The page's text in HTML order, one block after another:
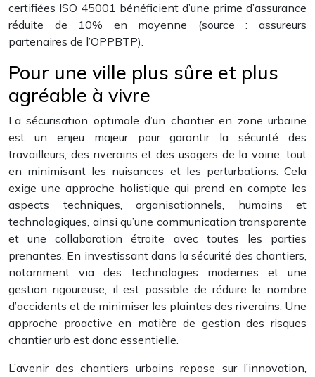
certifiées ISO 45001 bénéficient d’une prime d’assurance
réduite de 10% en moyenne (source : assureurs
partenaires de l’OPPBTP).
Pour une ville plus sûre et plus
agréable à vivre
La sécurisation optimale d’un chantier en zone urbaine
est un enjeu majeur pour garantir la sécurité des
travailleurs, des riverains et des usagers de la voirie, tout
en minimisant les nuisances et les perturbations. Cela
exige une approche holistique qui prend en compte les
aspects techniques, organisationnels, humains et
technologiques, ainsi qu’une communication transparente
et une collaboration étroite avec toutes les parties
prenantes. En investissant dans la sécurité des chantiers,
notamment via des technologies modernes et une
gestion rigoureuse, il est possible de réduire le nombre
d’accidents et de minimiser les plaintes des riverains. Une
approche proactive en matière de gestion des risques
chantier urb est donc essentielle.
L’avenir des chantiers urbains repose sur l’innovation,